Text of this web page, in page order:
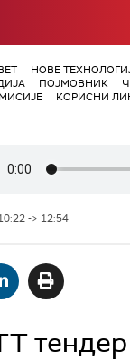
НОВЕ
ПОЈМОВНИК
КОРИСНИ
-> 12:54
тендер